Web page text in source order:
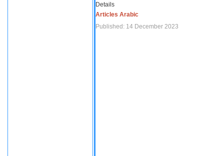
Details
Articles Arabic
Published: 14 December 2023